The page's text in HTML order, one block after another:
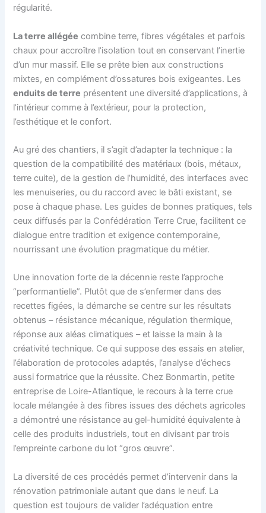
régularité.
La terre allégée combine terre, fibres végétales et parfois
chaux pour accroître l’isolation tout en conservant l’inertie
d’un mur massif. Elle se prête bien aux constructions
mixtes, en complément d’ossatures bois exigeantes. Les
enduits de terre présentent une diversité d’applications, à
l’intérieur comme à l’extérieur, pour la protection,
l’esthétique et le confort.
Au gré des chantiers, il s’agit d’adapter la technique : la
question de la compatibilité des matériaux (bois, métaux,
terre cuite), de la gestion de l’humidité, des interfaces avec
les menuiseries, ou du raccord avec le bâti existant, se
pose à chaque phase. Les guides de bonnes pratiques, tels
ceux diffusés par la Confédération Terre Crue, facilitent ce
dialogue entre tradition et exigence contemporaine,
nourrissant une évolution pragmatique du métier.
Une innovation forte de la décennie reste l’approche
“performantielle”. Plutôt que de s’enfermer dans des
recettes figées, la démarche se centre sur les résultats
obtenus – résistance mécanique, régulation thermique,
réponse aux aléas climatiques – et laisse la main à la
créativité technique. Ce qui suppose des essais en atelier,
l’élaboration de protocoles adaptés, l’analyse d’échecs
aussi formatrice que la réussite. Chez Bonmartin, petite
entreprise de Loire-Atlantique, le recours à la terre crue
locale mélangée à des fibres issues des déchets agricoles
a démontré une résistance au gel-humidité équivalente à
celle des produits industriels, tout en divisant par trois
l’empreinte carbone du lot “gros œuvre”.
La diversité de ces procédés permet d’intervenir dans la
rénovation patrimoniale autant que dans le neuf. La
question est toujours de valider l’adéquation entre